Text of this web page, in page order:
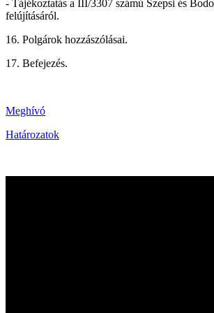
- Tájékoztatás a III/3307 számú Szepsi és
felújításáról.
16. Polgárok hozzászólásai.
17. Befejezés.
Meghívó
Határozatok